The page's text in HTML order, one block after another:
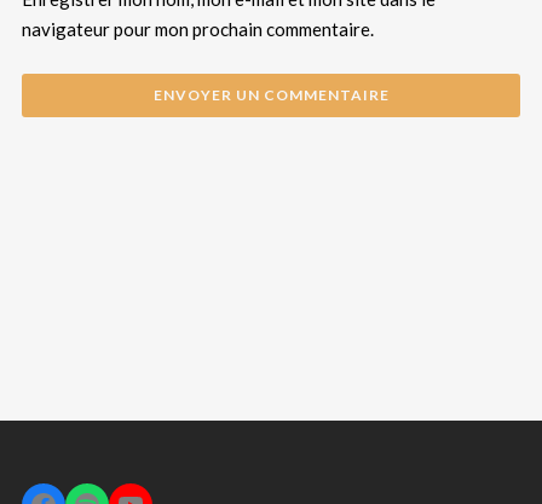
navigateur pour mon prochain commentaire.